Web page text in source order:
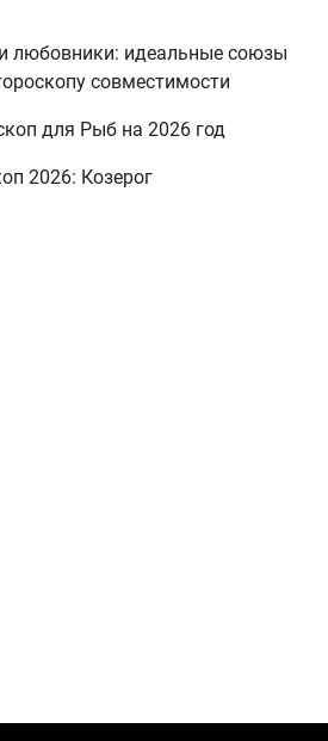
любовники: идеальные союзы
совместимости
для Рыб на 2026 год
2026: Козерог